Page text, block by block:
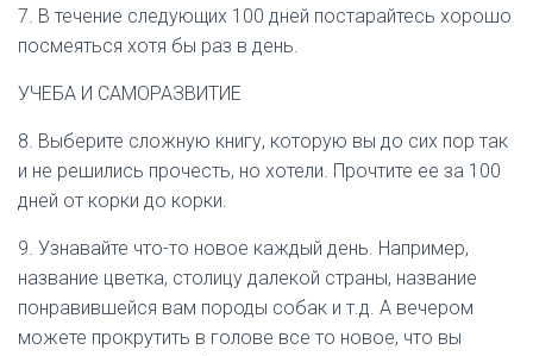
7. В течение следующих 100 дней постарайтесь хорошо
посмеяться хотя бы раз в день.
УЧЕБА И САМОРАЗВИТИЕ
8. Выберите сложную книгу, которую вы до сих пор так
и не решились прочесть, но хотели. Прочтите ее за 100
дней от корки до корки.
9. Узнавайте что-то новое каждый день. Например,
название цветка, столицу далекой страны, название
понравившейся вам породы собак и т.д. А вечером
можете прокрутить в голове все то новое, что вы